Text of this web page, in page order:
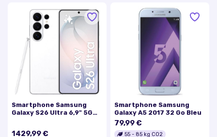
Smartphone Samsung
Galaxy S26 Ultra 6,9" 5G
1429,99 €
Smartphone Samsung
Galaxy A5 2017 32 Go Bleu
79,99 €
55 - 85 kg CO2